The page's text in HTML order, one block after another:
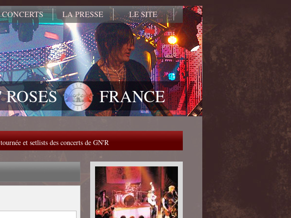
CONCERTS LA PRESSE LE SITE
ROSES FRANCE
et setlists des concerts de GN'R